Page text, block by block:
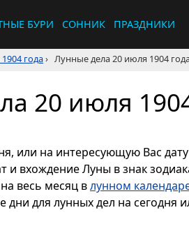
БУРИ СОННИК ПРАЗДНИКИ
года› Лунные дела 20 июля 1904
20 июля
или на интересующую Вас
и вхождение Луны в знак
весь месяц влунном
для лунных дел на сегодня